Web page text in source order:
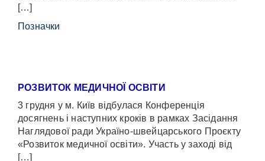
[…]
Позначки
РОЗВИТОК МЕДИЧНОЇ ОСВІТИ
3 грудня у м. Київ відбулася Конференція
досягнень і наступних кроків в рамках Засідання
Наглядової ради Україно-швейцарського Проєкту
«Розвиток медичної освіти». Участь у заході від
[…]